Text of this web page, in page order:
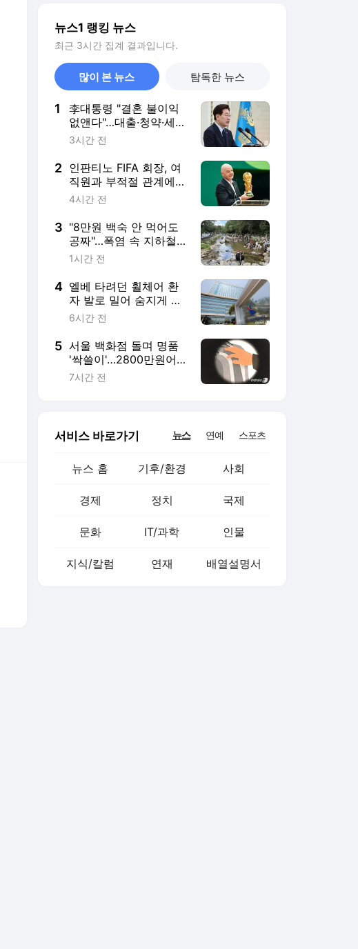
뉴스1 랭킹 뉴스
최근 3시간 집계 결과입니다.
많이 본 뉴스 탐독한 뉴스
1
李대통령 "결혼 불이익
없앤다"…대출·청약·세제
22개 과제 점검
3시간 전
2 인판티노 FIFA 회장, 여
직원과 부적절 관계에
거액 퇴직금 지급 논란
4시간 전
3 "8만원 백숙 안 먹어도
공짜"…폭염 속 지하철
타고 가는 '역세권 계곡'
1시간 전
4 엘베 타려던 휠체어 환
자 발로 밀어 숨지게 한
간병인 집유, 이유는
6시간 전
5 서울 백화점 돌며 명품
'싹쓸이'…2800만원어
치 훔친 중국인 실형
7시간 전
서비스 바로가기 뉴스 연예 스포츠
뉴스 홈 기후/환경 사회
경제 정치 국제
문화 IT/과학 인물
지식/칼럼 연재 배열설명서